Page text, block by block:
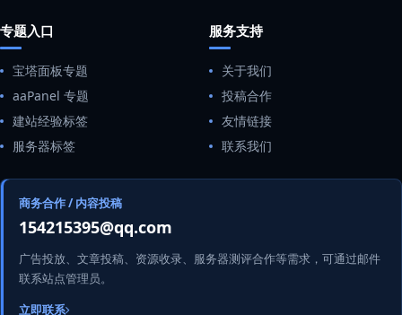
专题入口
宝塔面板专题
aaPanel 专题
建站经验标签
服务器标签
服务支持
关于我们
投稿合作
友情链接
联系我们
商务合作 / 内容投稿
154215395@qq.com
广告投放、文章投稿、资源收录、服务器测评合作等需求，可通过邮件
联系站点管理员。
立即联系